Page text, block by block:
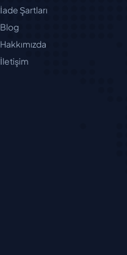
İade Şartları
Blog
Hakkımızda
İletişim